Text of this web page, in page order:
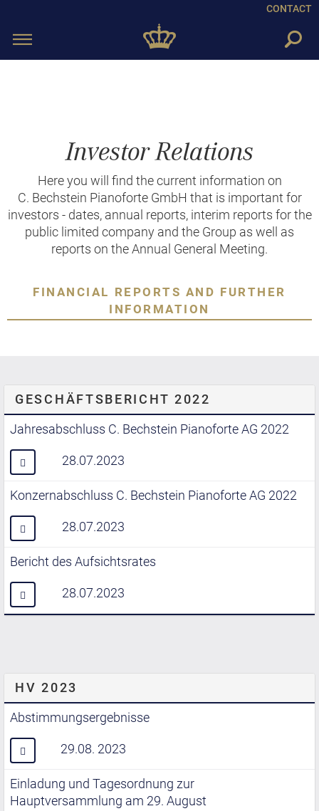
CONTACT
Toggle
Investor Relations
Here you will find the current information on
C. Bechstein Pianoforte GmbH that is important for
investors - dates, annual reports, interim reports for the
public limited company and the Group as well as
reports on the Annual General Meeting.
FINANCIAL REPORTS AND FURTHER
INFORMATION
GESCHÄFTSBERICHT 2022
Jahresabschluss C. Bechstein Pianoforte AG 2022
28.07.2023
Konzernabschluss C. Bechstein Pianoforte AG 2022
28.07.2023
Bericht des Aufsichtsrates
28.07.2023
HV 2023
Abstimmungsergebnisse
29.08. 2023
Einladung und Tagesordnung zur
Hauptversammlung am 29. August